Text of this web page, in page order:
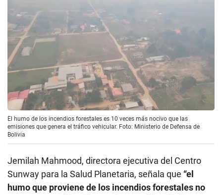
El humo de los incendios forestales es 10 veces más nocivo que las
emisiones que genera el tráfico vehicular. Foto: Ministerio de Defensa de
Bolivia
Jemilah Mahmood, directora ejecutiva del Centro
Sunway para la Salud Planetaria, señala que “el
humo que proviene de los incendios forestales no